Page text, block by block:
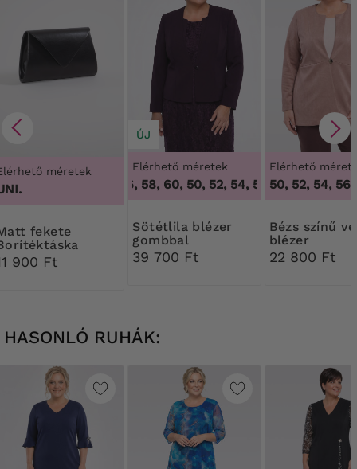
méretek
900 Ft
ÚJ
Elérhető méretek
50, 52, 54, 56, 58, 60,50, 52, 54, 56, 58, 60
Sötétlila blézer
gombbal
39 700 Ft
Elérhető
50, 52, 54,
Bézs színű velúr
blézer
22 800 Ft
48/
HASONLÓ RUHÁK: